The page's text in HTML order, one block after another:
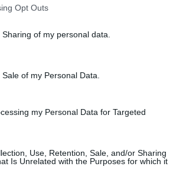
Opt Outs
of my personal data.
of my Personal Data.
my Personal Data for Targeted
Use, Retention, Sale, and/or Sharing
Is Unrelated with the Purposes for which it
épül ezekre az alapokra